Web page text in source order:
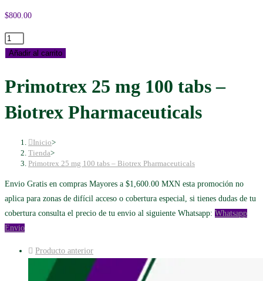
$800.00
Primotrex
25
100
Pharmaceuticals
cantidad
Añadir al carrito
Primotrex 25 mg 100 tabs –
Biotrex Pharmaceuticals
Inicio>
Tienda>
Primotrex 25 mg 100 tabs – Biotrex Pharmaceuticals
Envio Gratis en compras Mayores a $1,600.00 MXN esta promoción no
aplica para zonas de difícil acceso o cobertura especial, si tienes dudas de tu
cobertura consulta el precio de tu envio al siguiente Whatsapp: Whatsapp
Envio
Producto anterior